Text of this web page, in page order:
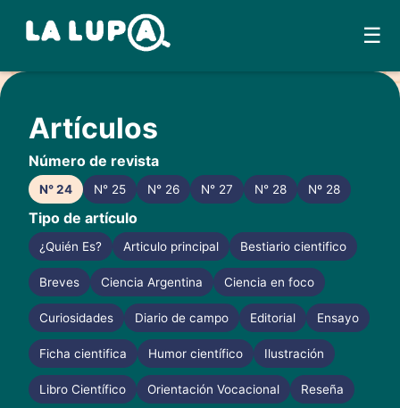
Skip
to
content
☰
Artículos
Número de revista
N° 24 N° 25 N° 26 N° 27 N° 28 Nº 28
Tipo de artículo
¿Quién Es? Articulo principal Bestiario cientifico
Breves Ciencia Argentina Ciencia en foco
Curiosidades Diario de campo Editorial Ensayo
Ficha cientifica Humor científico Ilustración
Libro Científico Orientación Vocacional Reseña